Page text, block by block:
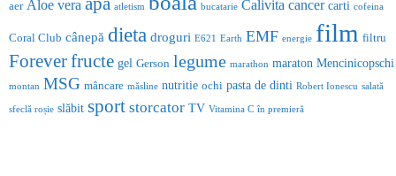
aer Aloe vera atletism bucatarie Calivita cancer carti cofeina
Coral Club cânepă dieta droguri E621 Earth EMF energie film filtru
Foreverfructe gel Gerson legume marathon maraton Mencinicopschi
montan MSG mâncare măsline nutritie ochi pasta de dinti Robert Ionescu salată
sfeclă roșie slăbit sport storcator TV Vitamina C în premieră